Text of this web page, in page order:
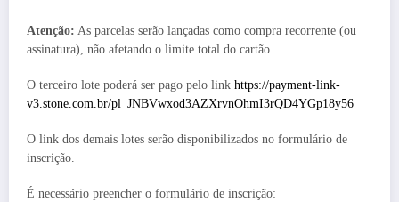
Atenção: As parcelas serão lançadas como compra recorrente (ou
assinatura), não afetando o limite total do cartão.
O terceiro lote poderá ser pago pelo link https://payment-link-
v3.stone.com.br/pl_JNBVwxod3AZXrvnOhmI3rQD4YGp18y56
O link dos demais lotes serão disponibilizados no formulário de
inscrição.
É necessário preencher o formulário de inscrição: